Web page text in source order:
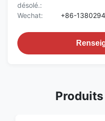
désolé.:
Wechat: +86-